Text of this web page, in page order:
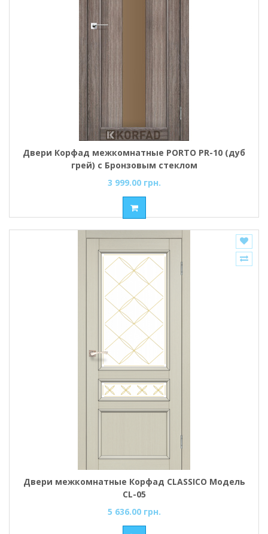
Двери Корфад межкомнатные PORTO PR-10 (дуб
грей) с Бронзовым стеклом
3 999.00 грн.
Двери межкомнатные Корфад CLASSICO Модель
CL-05
5 636.00 грн.